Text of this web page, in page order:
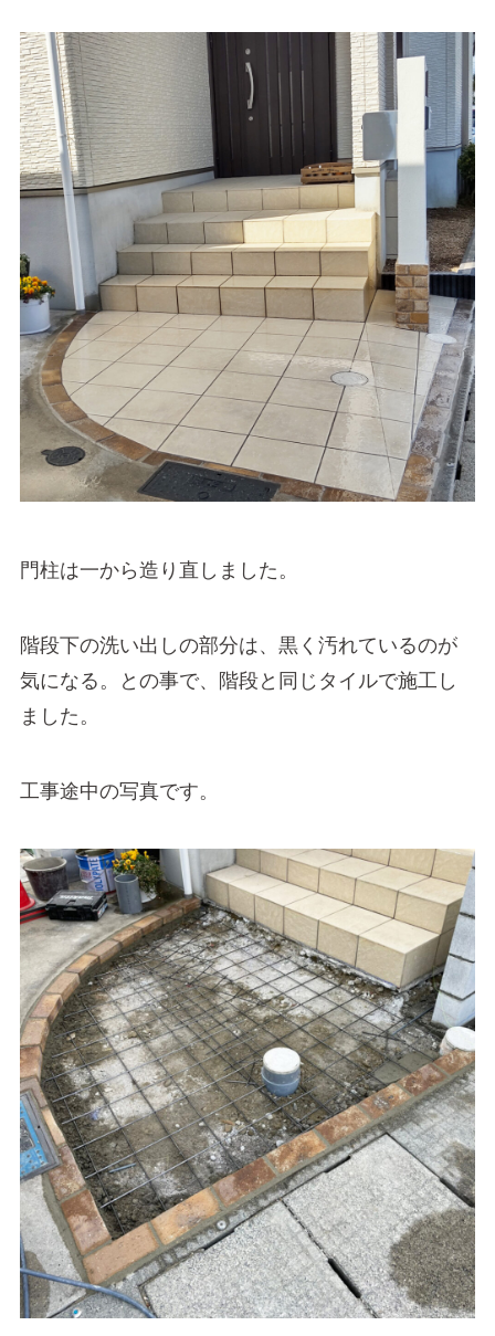
門柱は一から造り直しました。
階段下の洗い出しの部分は、黒く汚れているのが
気になる。との事で、階段と同じタイルで施工し
ました。
工事途中の写真です。